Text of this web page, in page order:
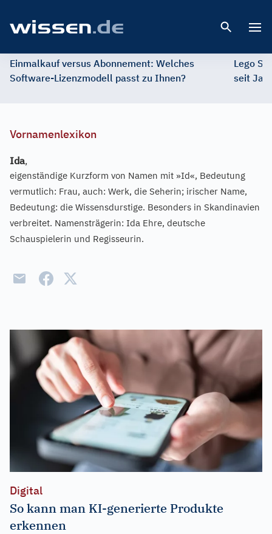
Einmalkauf versus Abonnement: Welches
Software-Lizenzmodell passt zu Ihnen?
Lego
seit
Vornamenlexikon
Ida,
eigenständige Kurzform von Namen mit »Id«, Bedeutung
vermutlich: Frau, auch: Werk, die Seherin; irischer Name,
Bedeutung: die Wissensdurstige. Besonders in Skandinavien
verbreitet. Namensträgerin: Ida Ehre, deutsche
Schauspielerin und Regisseurin.
Digital
So kann man KI-generierte Produkte
erkennen